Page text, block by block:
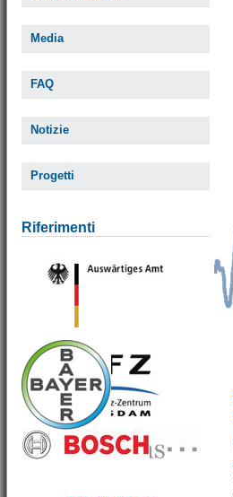
Media
FAQ
Notizie
Progetti
Riferimenti